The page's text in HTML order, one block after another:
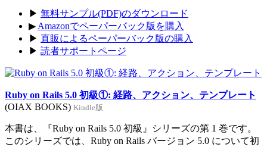
▶ 無料サンプル(PDF)のダウンロード
▶ Amazonでペーパーバック版を購入
▶ 直販によるペーパーバック版の購入
▶ 読者サポートページ
Ruby on Rails 5.0 初級①: 経路、アクション、テンプレート
(OIAX BOOKS) Kindle版
本書は、『Ruby on Rails 5.0 初級』シリーズの第 1 巻です。
このシリーズでは、Ruby on Rails バージョン 5.0 について初